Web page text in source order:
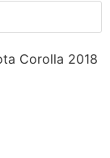
Corolla 2018